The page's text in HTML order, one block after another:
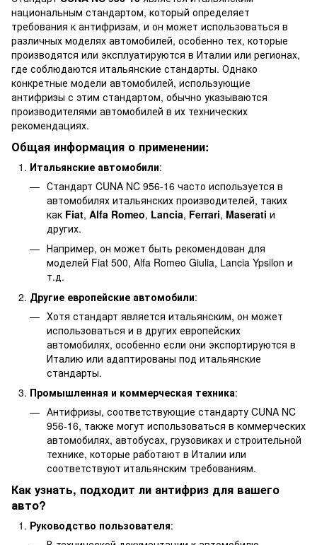
национальным стандартом, который определяет
требования к антифризам, и он может использоваться в
различных моделях автомобилей, особенно тех, которые
производятся или эксплуатируются в Италии или регионах,
где соблюдаются итальянские стандарты. Однако
конкретные модели автомобилей, использующие
антифризы с этим стандартом, обычно указываются
производителями автомобилей в их технических
рекомендациях.
Общая информация о применении:
Итальянские автомобили:
Стандарт CUNA NC 956-16 часто используется в
автомобилях итальянских производителей, таких
как Fiat, Alfa Romeo, Lancia, Ferrari, Maserati и
других.
Например, он может быть рекомендован для
моделей Fiat 500, Alfa Romeo Giulia, Lancia Ypsilon и
т.д.
Другие европейские автомобили:
Хотя стандарт является итальянским, он может
использоваться и в других европейских
автомобилях, особенно если они экспортируются в
Италию или адаптированы под итальянские
стандарты.
Промышленная и коммерческая техника:
Антифризы, соответствующие стандарту CUNA NC
956-16, также могут использоваться в коммерческих
автомобилях, автобусах, грузовиках и строительной
технике, которые работают в Италии или
соответствуют итальянским требованиям.
Как узнать, подходит ли антифриз для вашего
авто?
Руководство пользователя: